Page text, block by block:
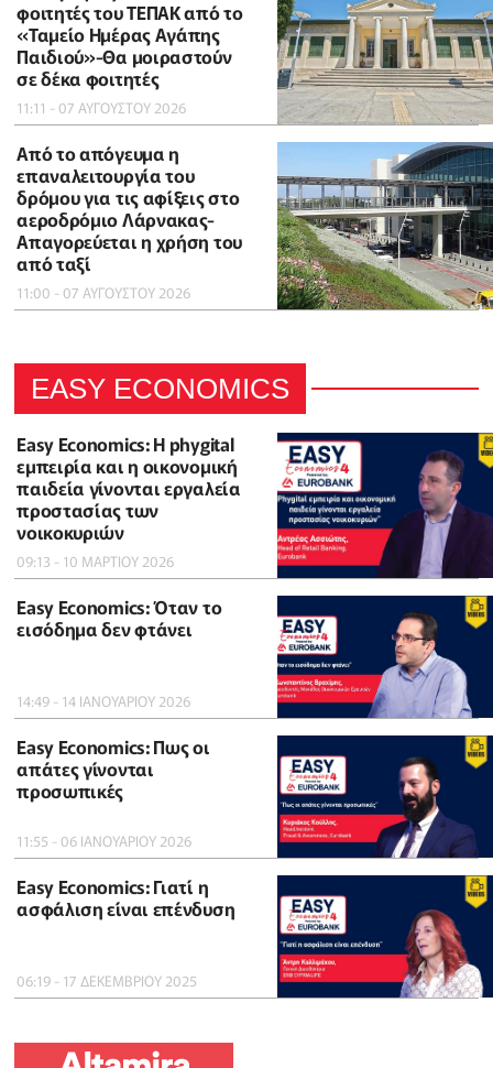
φοιτητές του ΤΕΠΑΚ από το
«Ταμείο Ημέρας Αγάπης
Παιδιού»-Θα μοιραστούν
σε δέκα φοιτητές
11:11 - 07 ΑΥΓΟΥΣΤΟΥ 2026
Από το απόγευμα η
επαναλειτουργία του
δρόμου για τις αφίξεις στο
αεροδρόμιο Λάρνακας-
Απαγορεύεται η χρήση του
από ταξί
11:00 - 07 ΑΥΓΟΥΣΤΟΥ 2026
EASY ECONOMICS
Easy Economics: Η phygital
εμπειρία και η οικονομική
παιδεία γίνονται εργαλεία
προστασίας των
νοικοκυριών
09:13 - 10 ΜΑΡΤΙΟΥ 2026
Easy Economics: Όταν το
εισόδημα δεν φτάνει
14:49 - 14 ΙΑΝΟΥΑΡΙΟΥ 2026
Easy Economics: Πως οι
απάτες γίνονται
προσωπικές
11:55 - 06 ΙΑΝΟΥΑΡΙΟΥ 2026
Easy Economics: Γιατί η
ασφάλιση είναι επένδυση
06:19 - 17 ΔΕΚΕΜΒΡΙΟΥ 2025